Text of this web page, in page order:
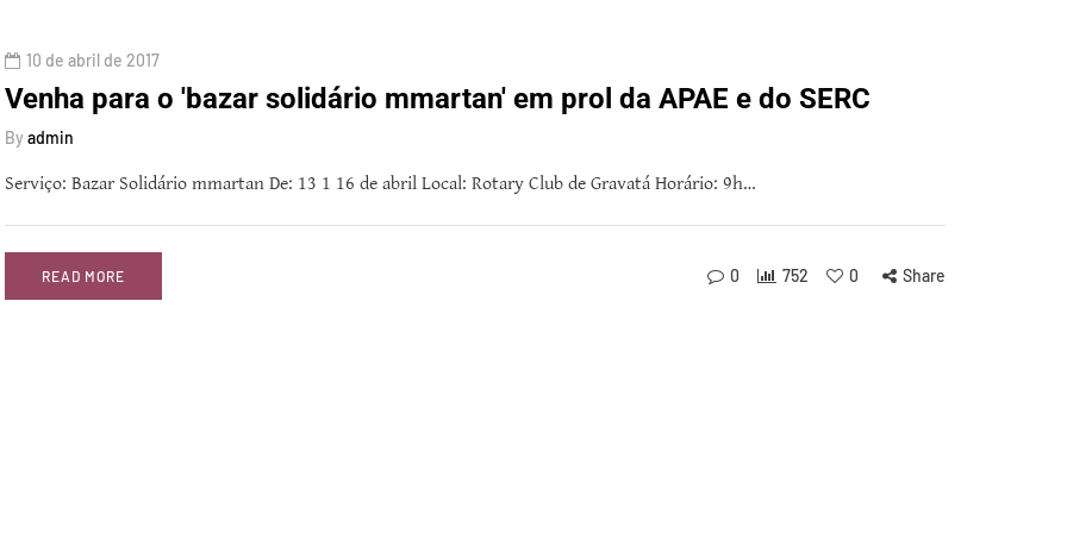
10 de abril de 2017
Venha para o 'bazar solidário mmartan' em prol da APAE e do SERC
By admin
Serviço: Bazar Solidário mmartan De: 13 1 16 de abril Local: Rotary Club de Gravatá Horário: 9h…
READ MORE 0 752 0 Share